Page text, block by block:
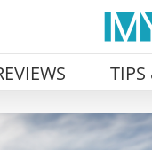
TIPS